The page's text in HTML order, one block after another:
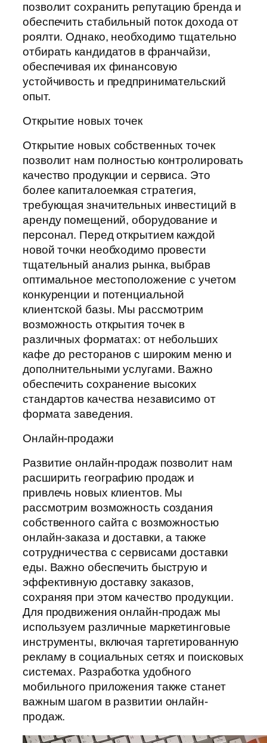
позволит сохранить репутацию бренда и
обеспечить стабильный поток дохода от
роялти. Однако, необходимо тщательно
отбирать кандидатов в франчайзи,
обеспечивая их финансовую
устойчивость и предпринимательский
опыт.
Открытие новых точек
Открытие новых собственных точек
позволит нам полностью контролировать
качество продукции и сервиса. Это
более капиталоемкая стратегия,
требующая значительных инвестиций в
аренду помещений, оборудование и
персонал. Перед открытием каждой
новой точки необходимо провести
тщательный анализ рынка, выбрав
оптимальное местоположение с учетом
конкуренции и потенциальной
клиентской базы. Мы рассмотрим
возможность открытия точек в
различных форматах: от небольших
кафе до ресторанов с широким меню и
дополнительными услугами. Важно
обеспечить сохранение высоких
стандартов качества независимо от
формата заведения.
Онлайн-продажи
Развитие онлайн-продаж позволит нам
расширить географию продаж и
привлечь новых клиентов. Мы
рассмотрим возможность создания
собственного сайта с возможностью
онлайн-заказа и доставки, а также
сотрудничества с сервисами доставки
еды. Важно обеспечить быструю и
эффективную доставку заказов,
сохраняя при этом качество продукции.
Для продвижения онлайн-продаж мы
используем различные маркетинговые
инструменты, включая таргетированную
рекламу в социальных сетях и поисковых
системах. Разработка удобного
мобильного приложения также станет
важным шагом в развитии онлайн-
продаж.